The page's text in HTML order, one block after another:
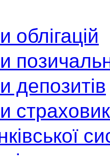
облігацій
депозитів